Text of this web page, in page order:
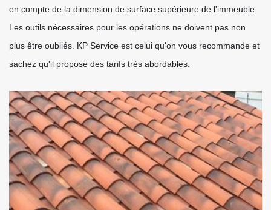
en compte de la dimension de surface supérieure de l'immeuble.
Les outils nécessaires pour les opérations ne doivent pas non
plus être oubliés. KP Service est celui qu'on vous recommande et
sachez qu'il propose des tarifs très abordables.